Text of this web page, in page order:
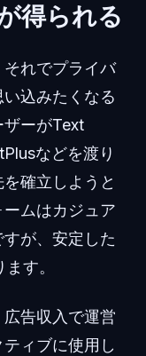
得られる
れでプライバ
込みたくなる
ザーがText
などを渡り
確立しようと
ムはカジュア
が、安定した
す。
告収入で運営
ィブに使用し